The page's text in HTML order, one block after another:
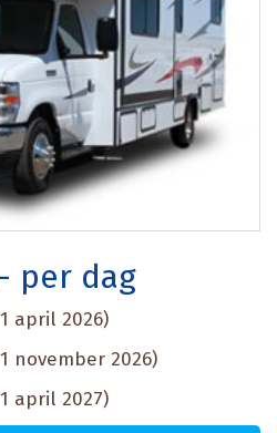
per dag
april 2026)
november 2026)
april 2027)